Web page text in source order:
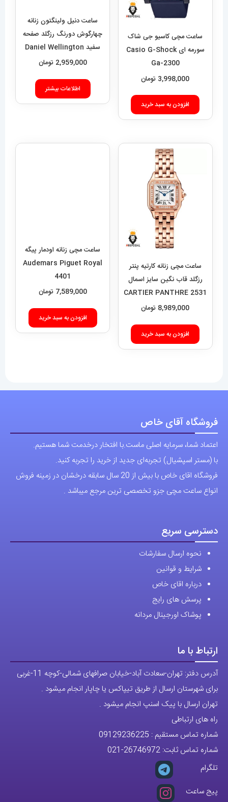
ساعت مچی کاسیو جی شاک
سورمه ای Casio G-Shock
Ga-2300
3,998,000 تومان
افزودن به سبد خرید
چهارگوش دورنگ رزگلد صفحه
سفید Daniel Wellington
Quadro 423
اطلاعات بیشتر
ساعت مچی زنانه کارتیه پنتر
رزگلد قاب نگین سایز اسمال
CARTIER PANTHRE 2531
8,989,000 تومان
افزودن به سبد خرید
ساعت مچی زنانه اودمار پیگه
Audemars Piguet Royal
4401
7,589,000 تومان
افزودن به سبد خرید
فروشگاه آقای خاص
اعتماد شما، سرمایه اصلی ماست.با افتخار درخدمت شما هستیم.
با (مستر اسپشیال) تجربه‌ای جدید از خرید را تجربه کنید.
فروشگاه اقای خاص با بیش از 20 سال سابقه درخشان در زمینه فروش
انواع ساعت مچی جزو تخصصی ترین مرجع میباشد .
دسترسی سریع
نحوه ارسال سفارشات
شرایط و قوانین
درباره اقای خاص
پرسش های رایج
پوشاک اورجینال مردانه
ارتباط با ما
آدرس دفتر: تهران-سعادت آباد-خیابان صرافهای شمالی-کوچه 11-غربی
برای شهرستان ارسال از طریق تیپاکس یا چاپار انجام میشود .
تهران ارسال با پیک اسنپ انجام میشود .
راه های ارتباطی
شماره تماس مستقیم : 09129236225
شماره تماس ثابت: 26746972
-021
تلگرام
پیج ساعت